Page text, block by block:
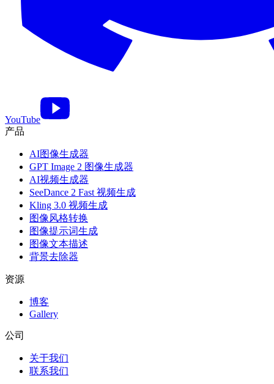
YouTube
产品
AI图像生成器
GPT Image 2 图像生成器
AI视频生成器
SeeDance 2 Fast 视频生成
Kling 3.0 视频生成
图像风格转换
图像提示词生成
图像文本描述
背景去除器
资源
博客
Gallery
公司
关于我们
联系我们